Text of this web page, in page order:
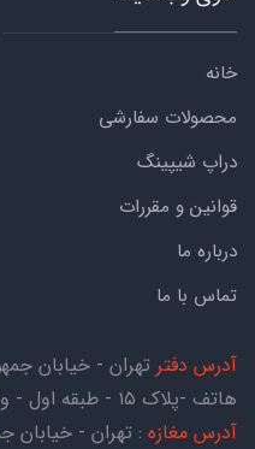
خانه
محصولات سفارشی
دراپ شیپینگ
قوانین و مقررات
درباره ما
تماس با ما
آدرس دفتر تهران - خیابان
هاتف -پلاک ۱۵ - طبقه اول - واحد ۱
آدرس مغازه : تهران - خیابان